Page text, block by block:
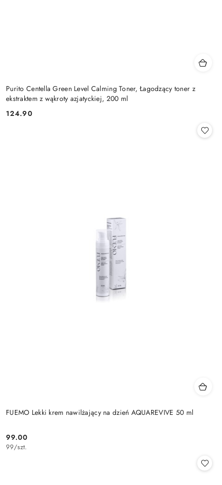
Purito Centella Green Level Calming Toner, Łagodzący toner z
ekstraktem z wąkroty azjatyckiej, 200 ml
Cena:
124.90
FUEMO Lekki krem nawilżający na dzień AQUAREVIVE 50 ml
Cena:
99.00
99/szt.